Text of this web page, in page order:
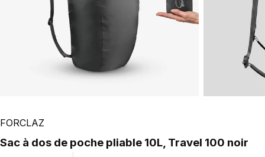
FORCLAZ
Sac à dos de poche pliable 10L, Travel 100 noir